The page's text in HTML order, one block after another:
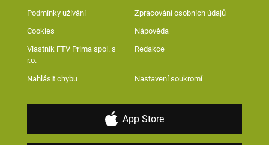
Podmínky užívání Zpracování osobních údajů
Cookies Nápověda
Vlastník FTV Prima spol. s
r.o.
Redakce
Nahlásit chybu Nastavení soukromí
App Store